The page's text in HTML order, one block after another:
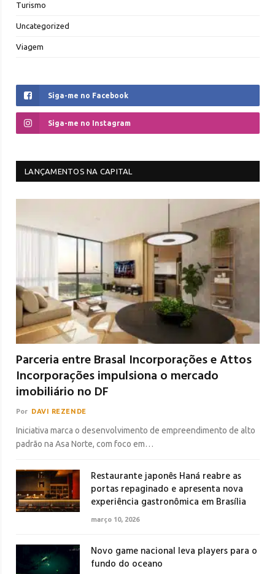
Turismo
Uncategorized
Viagem
Siga-me no Facebook
Siga-me no Instagram
LANÇAMENTOS NA CAPITAL
Parceria entre Brasal Incorporações e Attos
Incorporações impulsiona o mercado
imobiliário no DF
Por DAVI REZENDE
Iniciativa marca o desenvolvimento de empreendimento de alto
padrão na Asa Norte, com foco em…
Restaurante japonês Haná reabre as
portas repaginado e apresenta nova
experiência gastronômica em Brasília
março 10, 2026
Novo game nacional leva players para o
fundo do oceano